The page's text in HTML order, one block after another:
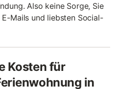
Also keine Sorge, Sie
Mails und liebsten Social-
Kosten für
in